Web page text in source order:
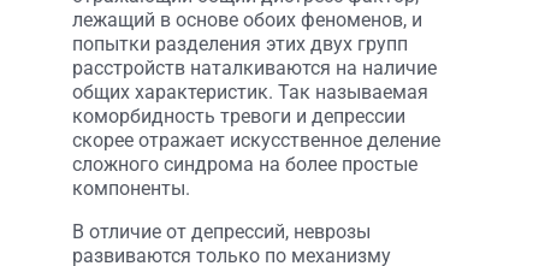
лежащий в основе обоих феноменов, и
попытки разделения этих двух групп
расстройств наталкиваются на наличие
общих характеристик. Так называемая
коморбидность тревоги и депрессии
скорее отражает искусственное деление
сложного синдрома на более простые
компоненты.
В отличие от депрессий, неврозы
развиваются только по механизму